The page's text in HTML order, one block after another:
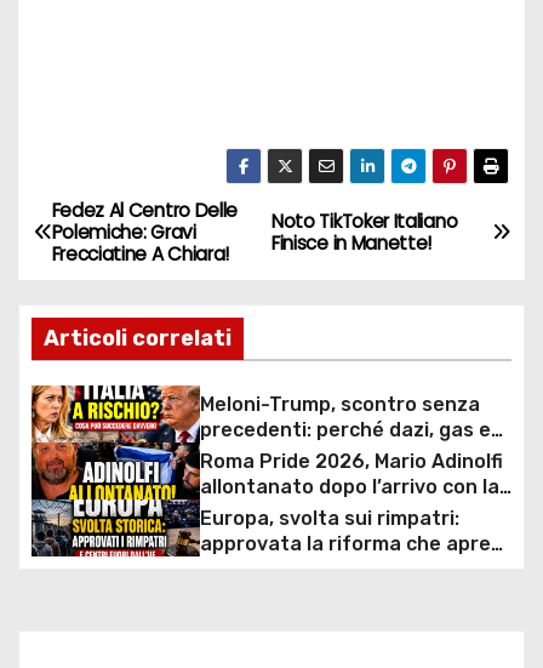
N
a
v
i
g
a
z
Noto TikToker Italiano
Finisce in Manette!
Fedez Al Centro Delle
Polemiche: Gravi
Frecciatine A Chiara!
Articoli correlati
Meloni-Trump, scontro senza
precedenti: perché dazi, gas e
rapporti diplomatici possono
costare caro all’Italia
Roma Pride 2026, Mario Adinolfi
allontanato dopo l’arrivo con la
bandiera di Israele: scontro
politico e polemiche sui diritti
Europa, svolta sui rimpatri:
approvata la riforma che apre